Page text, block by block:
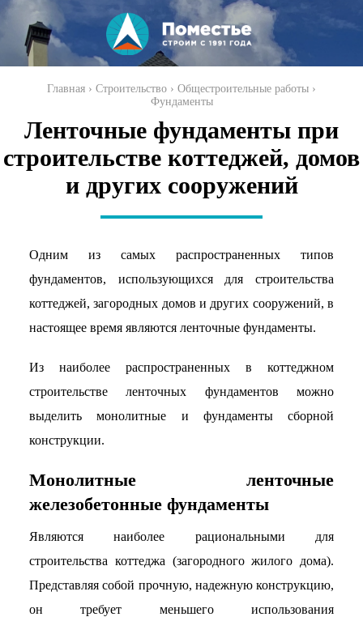
Перейти к
основному
содержанию
Главная › Строительство › Общестроительные работы ›
Фундаменты
Ленточные фундаменты при
строительстве коттеджей, домов
и других сооружений
Одним из самых распространенных типов
фундаментов, использующихся для строительства
коттеджей, загородных домов и других сооружений, в
настоящее время являются ленточные фундаменты.
Из наиболее распространенных в коттеджном
строительстве ленточных фундаментов можно
выделить монолитные и фундаменты сборной
конструкции.
Монолитные ленточные
железобетонные фундаменты
Являются наиболее рациональными для
строительства коттеджа (загородного жилого дома).
Представляя собой прочную, надежную конструкцию,
он требует меньшего использования